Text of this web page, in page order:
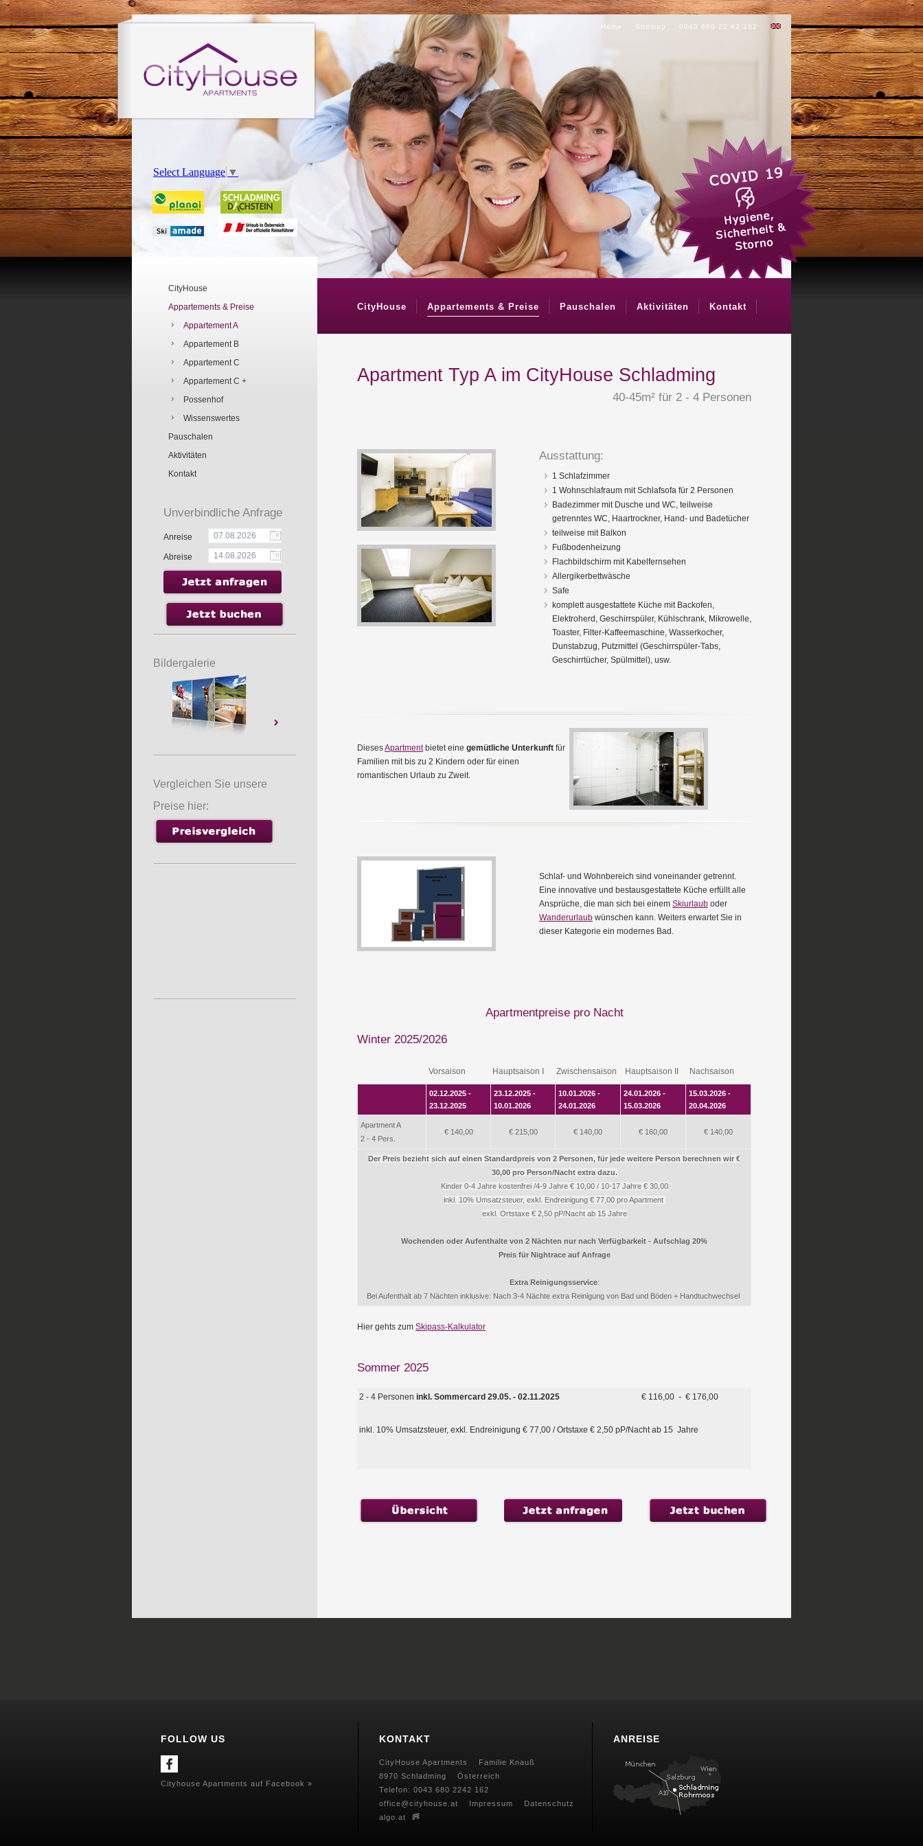
Select Language ▼
Home Sitemap 0043 680 22 42 162
CityHouse
Appartements & Preise
Appartement A
Appartement B
Appartement C
Appartement C +
Possenhof
Wissenswertes
Pauschalen
Aktivitäten
Kontakt
Unverbindliche Anfrage
Anreise
Abreise
Bildergalerie
Vergleichen Sie unsere
Preise hier:
CityHouse Appartements & Preise Pauschalen Aktivitäten Kontakt
Apartment Typ A im CityHouse Schladming
40-45m² für 2 - 4 Personen
Ausstattung:
1 Schlafzimmer
1 Wohnschlafraum mit Schlafsofa für 2 Personen
Badezimmer mit Dusche und WC, teilweise
getrenntes WC, Haartrockner, Hand- und Badetücher
teilweise mit Balkon
Fußbodenheizung
Flachbildschirm mit Kabelfernsehen
Allergikerbettwäsche
Safe
komplett ausgestattete Küche mit Backofen,
Elektroherd, Geschirrspüler, Kühlschrank, Mikrowelle,
Toaster, Filter-Kaffeemaschine, Wasserkocher,
Dunstabzug, Putzmittel (Geschirrspüler-Tabs,
Geschirrtücher, Spülmittel), usw.
DiesesApartmentbietet eine gemütliche Unterkunft für
Familien mit bis zu 2 Kindern oder für einen
romantischen Urlaub zu Zweit.
Schlaf- und Wohnbereich sind voneinander getrennt.
Eine innovative und bestausgestattete Küche erfüllt alle
Ansprüche, die man sich bei einem Skiurlaub oder
Wanderurlaub wünschen kann. Weiters erwartet Sie in
dieser Kategorie ein modernes Bad.
Apartmentpreise pro Nacht
Winter 2025/2026
Vorsaison Hauptsaison I Zwischensaison Hauptsaison II Nachsaison
02.12.2025 -
23.12.2025
23.12.2025 -
10.01.2026
10.01.2026 -
24.01.2026
24.01.2026 -
15.03.2026
15.03.2026 -
20.04.2026
Apartment A
2 - 4 Pers.
€ 140,00 € 215,00 € 140,00 € 160,00 € 140,00
Der Preis bezieht sich auf einen Standardpreis von 2 Personen, für jede weitere Person berechnen wir €
30,00 pro Person/Nacht extra dazu.
Kinder 0-4 Jahre kostenfrei /4-9 Jahre € 10,00 / 10-17 Jahre € 30,00
inkl. 10% Umsatzsteuer, exkl. Endreinigung € 77,00 pro Apartment
exkl. Ortstaxe € 2,50 pP/Nacht ab 15 Jahre
Wochenden oder Aufenthalte von 2 Nächten nur nach Verfügbarkeit - Aufschlag 20%
Preis für Nightrace auf Anfrage
Extra Reinigungsservice:
Bei Aufenthalt ab 7 Nächten inklusive: Nach 3-4 Nächte extra Reinigung von Bad und Böden + Handtuchwechsel
Hier gehts zum Skipass-Kalkulator
Sommer 2025
2 - 4 Personen inkl. Sommercard 29.05. - 02.11.2025 € 116,00 - € 176,00
inkl. 10% Umsatzsteuer, exkl. Endreinigung € 77,00 / Ortstaxe € 2,50 pP/Nacht ab 15 Jahre
FOLLOW US
Cityhouse Apartments auf Facebook »
KONTAKT
CityHouse Apartments
Familie Knauß
8970 Schladming
Österreich
Telefon: 0043 680 2242 162
office@cityhouse.at
Impressum
Datenschutz
algo.at
ANREISE